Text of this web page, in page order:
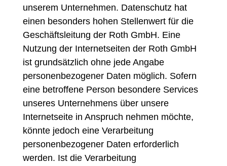
unserem Unternehmen. Datenschutz hat
einen besonders hohen Stellenwert für die
Geschäftsleitung der Roth GmbH. Eine
Nutzung der Internetseiten der Roth GmbH
ist grundsätzlich ohne jede Angabe
personenbezogener Daten möglich. Sofern
eine betroffene Person besondere Services
unseres Unternehmens über unsere
Internetseite in Anspruch nehmen möchte,
könnte jedoch eine Verarbeitung
personenbezogener Daten erforderlich
werden. Ist die Verarbeitung